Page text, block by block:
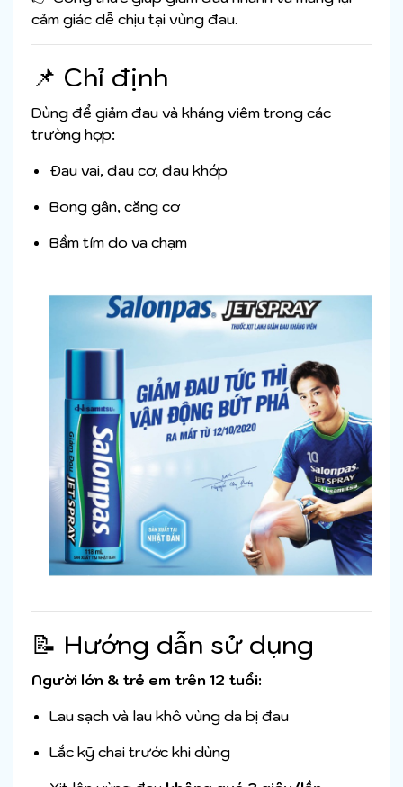
cảm giác dễ chịu tại vùng đau.
📌 Chỉ định
Dùng để giảm đau và kháng viêm trong các
trường hợp:
Đau vai, đau cơ, đau khớp
Bong gân, căng cơ
Bầm tím do va chạm
📝 Hướng dẫn sử dụng
Người lớn & trẻ em trên 12 tuổi:
Lau sạch và lau khô vùng da bị đau
Lắc kỹ chai trước khi dùng